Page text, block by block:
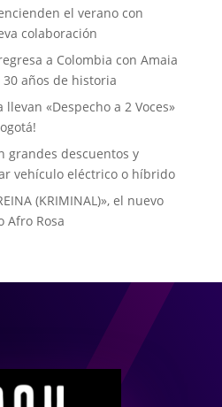
el verano con
colaboración
a Colombia con Amaia
años de historia
llevan «Despecho a 2 Voces»
grandes descuentos y
vehículo eléctrico o híbrido
(KRIMINAL)», el nuevo
Afro Rosa